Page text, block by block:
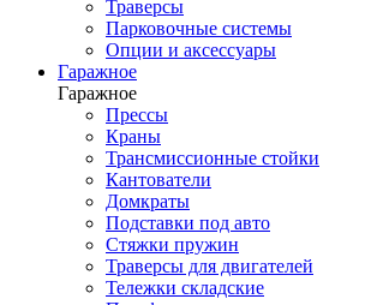
Траверсы
Парковочные системы
Опции и аксессуары
Гаражное
Гаражное
Прессы
Краны
Трансмиссионные стойки
Кантователи
Домкраты
Подставки под авто
Стяжки пружин
Траверсы для двигателей
Тележки складские